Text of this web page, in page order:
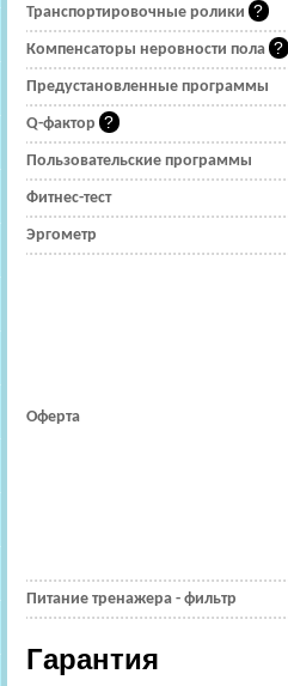
Транспортировочные ролики
Компенсаторы неровности пола
Предустановленные программы
Q-фактор
Пользовательские программы
Фитнес-тест
Эргометр
Оферта
Питание тренажера - фильтр
Гарантия